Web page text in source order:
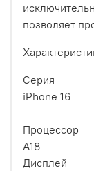
позволяет
Серия
iPhone 16
Процессор
A18
Дисплей